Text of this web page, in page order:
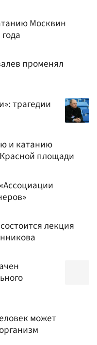
Москвин
променял
трагедии
и катанию
площади
лекция
может